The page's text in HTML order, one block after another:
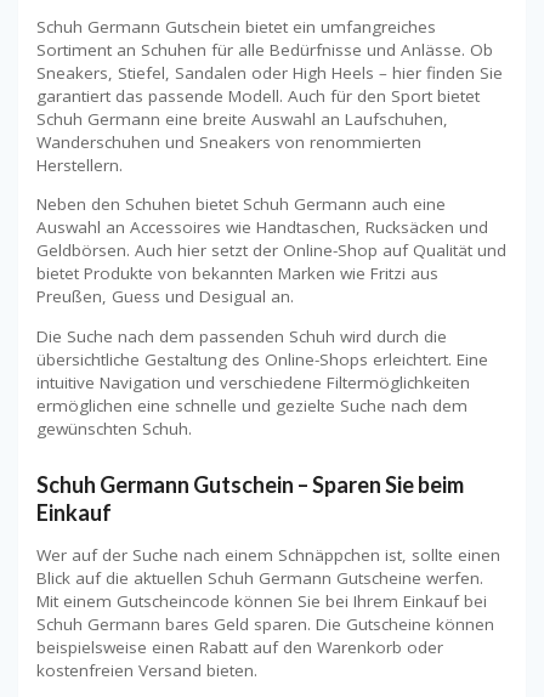
Schuh Germann Gutschein bietet ein umfangreiches
Sortiment an Schuhen für alle Bedürfnisse und Anlässe. Ob
Sneakers, Stiefel, Sandalen oder High Heels – hier finden Sie
garantiert das passende Modell. Auch für den Sport bietet
Schuh Germann eine breite Auswahl an Laufschuhen,
Wanderschuhen und Sneakers von renommierten
Herstellern.
Neben den Schuhen bietet Schuh Germann auch eine
Auswahl an Accessoires wie Handtaschen, Rucksäcken und
Geldbörsen. Auch hier setzt der Online-Shop auf Qualität und
bietet Produkte von bekannten Marken wie Fritzi aus
Preußen, Guess und Desigual an.
Die Suche nach dem passenden Schuh wird durch die
übersichtliche Gestaltung des Online-Shops erleichtert. Eine
intuitive Navigation und verschiedene Filtermöglichkeiten
ermöglichen eine schnelle und gezielte Suche nach dem
gewünschten Schuh.
Schuh Germann Gutschein – Sparen Sie beim
Einkauf
Wer auf der Suche nach einem Schnäppchen ist, sollte einen
Blick auf die aktuellen Schuh Germann Gutscheine werfen.
Mit einem Gutscheincode können Sie bei Ihrem Einkauf bei
Schuh Germann bares Geld sparen. Die Gutscheine können
beispielsweise einen Rabatt auf den Warenkorb oder
kostenfreien Versand bieten.